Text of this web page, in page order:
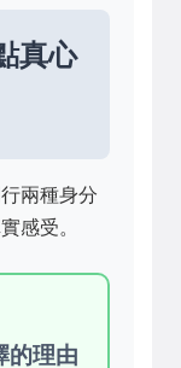
真心
兩種身分
感受。
的理由